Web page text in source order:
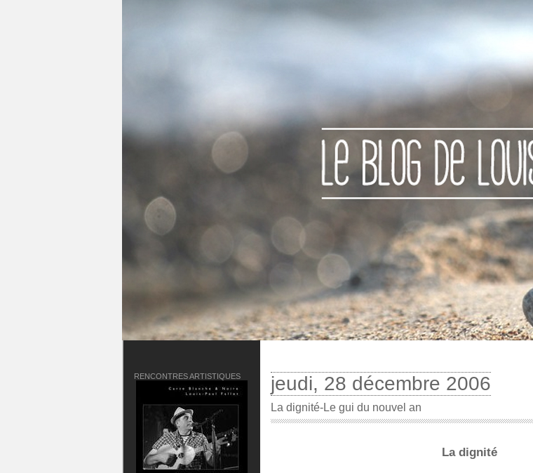
RENCONTRES ARTISTIQUES jeudi, 28 décembre 2006
La dignité-Le gui du nouvel an
La dignité